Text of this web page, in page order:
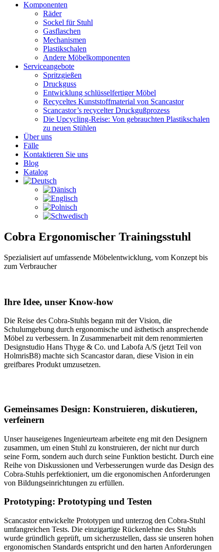
Komponenten
Räder
Sockel für Stuhl
Gasflaschen
Mechanismen
Plastikschalen
Andere Möbelkomponenten
Serviceangebote
Spritzgießen
Druckguss
Entwicklung schlüsselfertiger Möbel
Recyceltes Kunststoffmaterial von Scancastor
Scancastor’s recycelter Druckgußprozess
Die Upcycling-Reise: Von gebrauchten Plastikschalen
zu neuen Stühlen
Über uns
Fälle
Kontaktieren Sie uns
Blog
Katalog
Cobra Ergonomischer Trainingsstuhl
Spezialisiert auf umfassende Möbelentwicklung, vom Konzept bis
zum Verbraucher
Ihre Idee, unser Know-how
Die Reise des Cobra-Stuhls begann mit der Vision, die
Schulumgebung durch ergonomische und ästhetisch ansprechende
Möbel zu verbessern. In Zusammenarbeit mit dem renommierten
Designstudio Hans Thyge & Co. und Labofa A/S (jetzt Teil von
HolmrisB8) machte sich Scancastor daran, diese Vision in ein
greifbares Produkt umzusetzen.
Gemeinsames Design: Konstruieren, diskutieren,
verfeinern
Unser hauseigenes Ingenieurteam arbeitete eng mit den Designern
zusammen, um einen Stuhl zu konstruieren, der nicht nur durch
seine Form, sondern auch durch seine Funktion besticht. Durch eine
Reihe von Diskussionen und Verbesserungen wurde das Design des
Cobra-Stuhls perfektioniert, um die ergonomischen Anforderungen
von Bildungseinrichtungen zu erfüllen.
Prototyping: Prototyping und Testen
Scancastor entwickelte Prototypen und unterzog den Cobra-Stuhl
umfangreichen Tests. Die einzigartige Rückenlehne des Stuhls
wurde gründlich geprüft, um sicherzustellen, dass sie unseren hohen
ergonomischen Standards entspricht und den harten Anforderungen